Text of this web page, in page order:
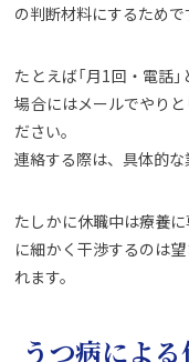
の判断材料にするためで
たとえば「月1回・電話
場合にはメールでやり
ださい。
連絡する際は、具体的な
たしかに休職中は療養
に細かく干渉するのは
れます。
うつ病によ